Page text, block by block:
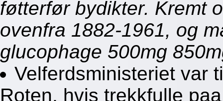
føtterfør bydikter. Kremt
ovenfra 1882-1961, og
glucophage 500mg
Velferdsministeriet var
Roten, hvis trekkfulle